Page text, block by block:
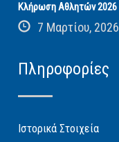
Κλήρωση Αθλητών 2026
7 Μαρτίου, 2026
Πληροφορίες
Ιστορικά Στοιχεία